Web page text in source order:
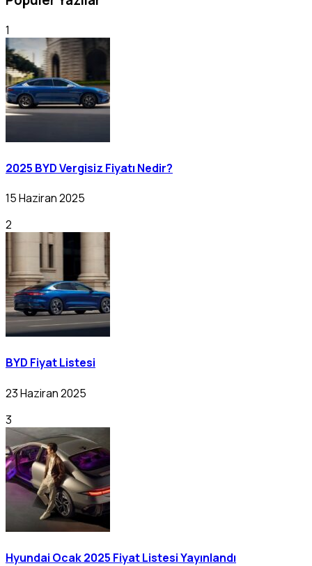
1
2025 BYD Vergisiz Fiyatı Nedir?
15 Haziran 2025
2
BYD Fiyat Listesi
23 Haziran 2025
3
Hyundai Ocak 2025 Fiyat Listesi Yayınlandı